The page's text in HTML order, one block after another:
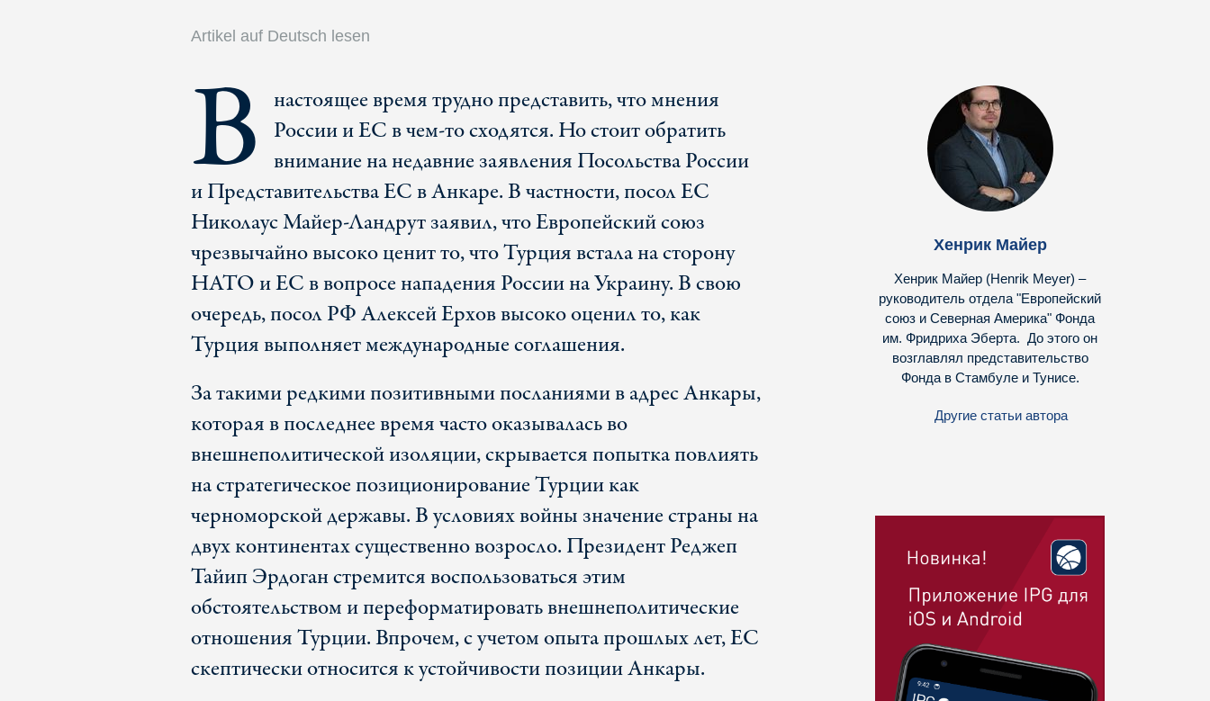
Artikel auf Deutsch lesen
В настоящее время трудно представить, что мнения
России и ЕС в чем-то сходятся. Но стоит обратить
внимание на недавние заявления Посольства России
и Представительства ЕС в Анкаре. В частности, посол ЕС
Николаус Майер-Ландрут заявил, что Европейский союз
чрезвычайно высоко ценит то, что Турция встала на сторону
НАТО и ЕС в вопросе нападения России на Украину. В свою
очередь, посол РФ Алексей Ерхов высоко оценил то, как
Турция выполняет международные соглашения.
За такими редкими позитивными посланиями в адрес Анкары,
которая в последнее время часто оказывалась во
внешнеполитической изоляции, скрывается попытка повлиять
на стратегическое позиционирование Турции как
черноморской державы. В условиях войны значение страны на
двух континентах существенно возросло. Президент Реджеп
Тайип Эрдоган стремится воспользоваться этим
обстоятельством и переформатировать внешнеполитические
отношения Турции. Впрочем, с учетом опыта прошлых лет, ЕС
скептически относится к устойчивости позиции Анкары.
Хенрик Майер
Хенрик Майер (Henrik Meyer) –
руководитель отдела "Европейский
союз и Северная Америка" Фонда
им. Фридриха Эберта. До этого он
возглавлял представительство
Фонда в Стамбуле и Тунисе.
Другие статьи автора